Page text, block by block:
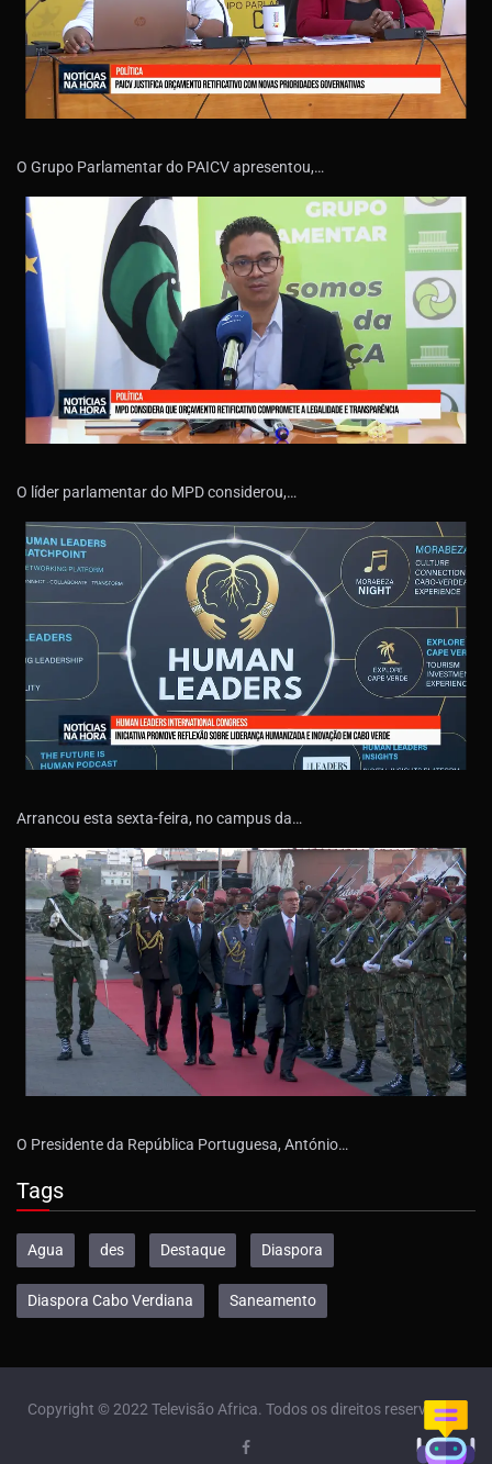
O Grupo Parlamentar do PAICV apresentou,…
O líder parlamentar do MPD considerou,…
Arrancou esta sexta-feira, no campus da…
O Presidente da República Portuguesa, António…
Tags
Agua des Destaque Diaspora
Diaspora Cabo Verdiana Saneamento
Copyright © 2022 Televisão Africa. Todos os direitos reservados.